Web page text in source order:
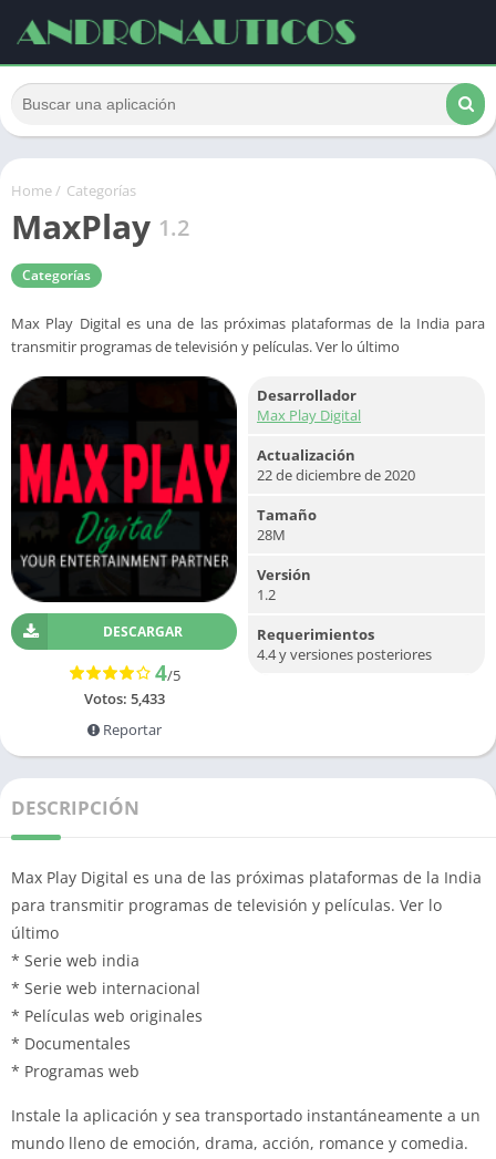
Home/ Categorías
MaxPlay 1.2
Categorías
Max Play Digital es una de las próximas plataformas de la India para
transmitir programas de televisión y películas. Ver lo último
DESCARGAR
4/5
Votos: 5,433
Reportar
Desarrollador
Max Play Digital
Actualización
22 de diciembre de 2020
Tamaño
28M
Versión
1.2
Requerimientos
4.4 y versiones posteriores
DESCRIPCIÓN
Max Play Digital es una de las próximas plataformas de la India
para transmitir programas de televisión y películas. Ver lo
último
* Serie web india
* Serie web internacional
* Películas web originales
* Documentales
* Programas web
Instale la aplicación y sea transportado instantáneamente a un
mundo lleno de emoción, drama, acción, romance y comedia.